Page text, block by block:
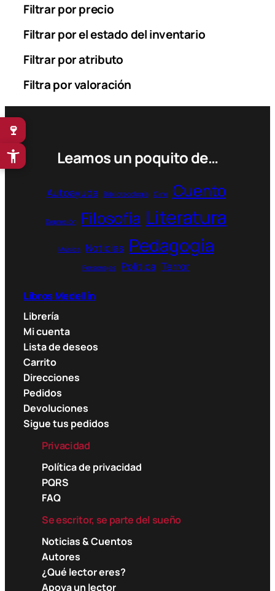
Filtrar por precio
Filtrar por el estado del inventario
Filtrar por atributo
Filtra por valoración
Leamos un poquito de…
Autoayuda Bibliotecología Cine Cuento
Depresión Filosofía Literatura
Música Noticias Pedagogía
Personajes Política Terror
Libros Medellín
Librería
Mi cuenta
Lista de deseos
Carrito
Direcciones
Pedidos
Devoluciones
Sigue tus pedidos
Privacidad
Política de privacidad
PQRS
FAQ
Se escritor, se parte del sueño
Noticias & Cuentos
Autores
¿Qué lector eres?
Apoya un lector
🍷